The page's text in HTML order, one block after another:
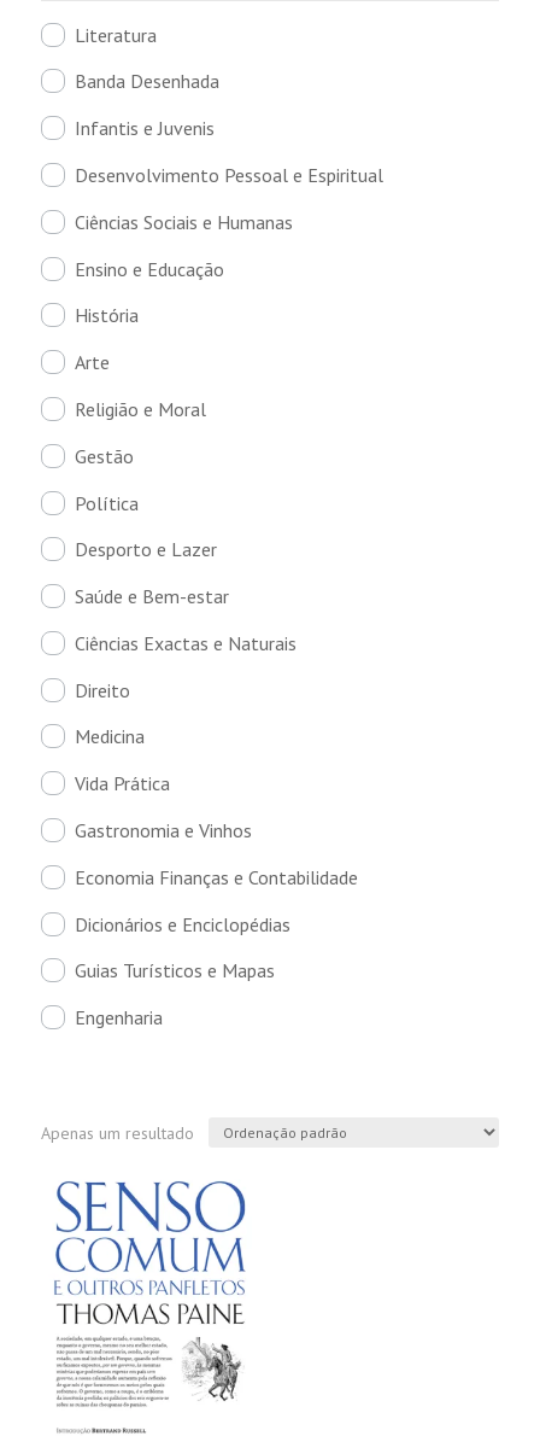
Literatura
Banda Desenhada
Infantis e Juvenis
Desenvolvimento Pessoal e Espiritual
Ciências Sociais e Humanas
Ensino e Educação
História
Arte
Religião e Moral
Gestão
Política
Desporto e Lazer
Saúde e Bem-estar
Ciências Exactas e Naturais
Direito
Medicina
Vida Prática
Gastronomia e Vinhos
Economia Finanças e Contabilidade
Dicionários e Enciclopédias
Guias Turísticos e Mapas
Engenharia
Apenas um resultado